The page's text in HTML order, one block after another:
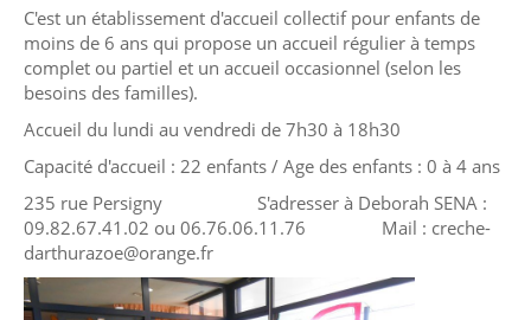
C'est un établissement d'accueil collectif pour enfants de
moins de 6 ans qui propose un accueil régulier à temps
complet ou partiel et un accueil occasionnel (selon les
besoins des familles).
Accueil du lundi au vendredi de 7h30 à 18h30
Capacité d'accueil : 22 enfants / Age des enfants : 0 à 4 ans
235 rue Persigny S'adresser à Deborah SENA :
09.82.67.41.02 ou 06.76.06.11.76 Mail : creche-
darthurazoe@orange.fr